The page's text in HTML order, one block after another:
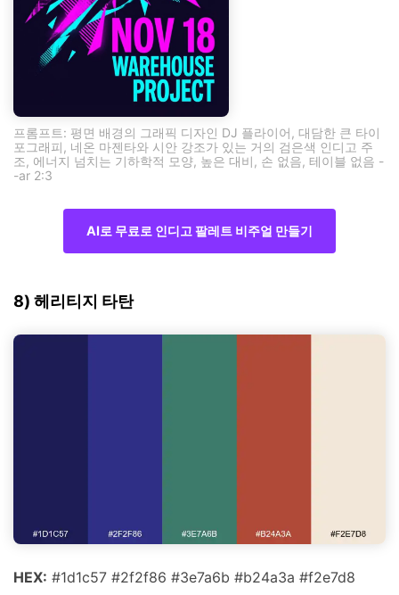
프롬프트: 평면 배경의 그래픽 디자인 DJ 플라이어, 대담한 큰 타이
포그래피, 네온 마젠타와 시안 강조가 있는 거의 검은색 인디고 주
조, 에너지 넘치는 기하학적 모양, 높은 대비, 손 없음, 테이블 없음 -
-ar 2:3
AI로 무료로 인디고 팔레트 비주얼 만들기
8) 헤리티지 타탄
HEX: #1d1c57 #2f2f86 #3e7a6b #b24a3a #f2e7d8